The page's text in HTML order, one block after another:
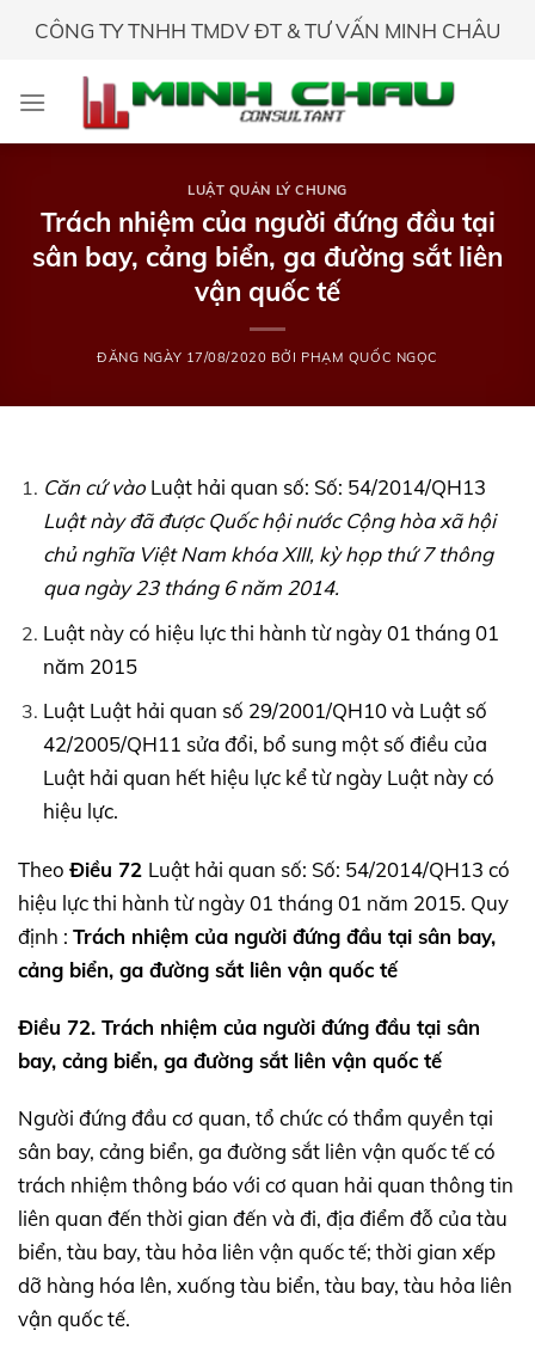
CÔNG TY TNHH TMDV ĐT & TƯ VẤN MINH CHÂU
LUẬT QUẢN LÝ CHUNG
Trách nhiệm của người đứng đầu tại
sân bay, cảng biển, ga đường sắt liên
vận quốc tế
ĐĂNG NGÀY 17/08/2020 BỞI PHẠM QUỐC NGỌC
Căn cứ vào Luật hải quan số: Số: 54/2014/QH13
Luật này đã được Quốc hội nước Cộng hòa xã hội
chủ nghĩa Việt Nam khóa XIII, kỳ họp thứ 7 thông
qua ngày 23 tháng 6 năm 2014.
Luật này có hiệu lực thi hành từ ngày 01 tháng 01
năm 2015
Luật Luật hải quan số 29/2001/QH10 và Luật số
42/2005/QH11 sửa đổi, bổ sung một số điều của
Luật hải quan hết hiệu lực kể từ ngày Luật này có
hiệu lực.
Theo Điều 72 Luật hải quan số: Số: 54/2014/QH13 có
hiệu lực thi hành từ ngày 01 tháng 01 năm 2015. Quy
định : Trách nhiệm của người đứng đầu tại sân bay,
cảng biển, ga đường sắt liên vận quốc tế
Điều 72. Trách nhiệm của người đứng đầu tại sân
bay, cảng biển, ga đường sắt liên vận quốc tế
Người đứng đầu cơ quan, tổ chức có thẩm quyền tại
sân bay, cảng biển, ga đường sắt liên vận quốc tế có
trách nhiệm thông báo với cơ quan hải quan thông tin
liên quan đến thời gian đến và đi, địa điểm đỗ của tàu
biển, tàu bay, tàu hỏa liên vận quốc tế; thời gian xếp
dỡ hàng hóa lên, xuống tàu biển, tàu bay, tàu hỏa liên
vận quốc tế.